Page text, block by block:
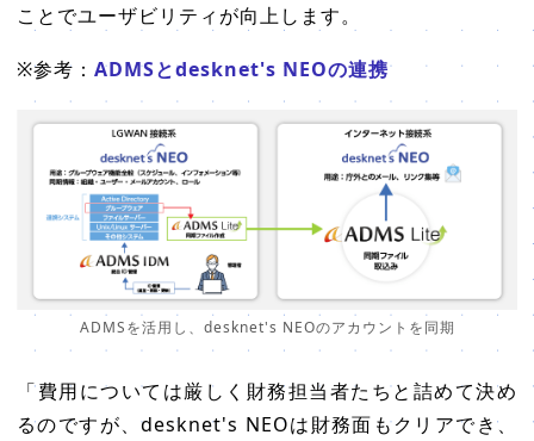
ことでユーザビリティが向上します。
※参考： ADMSとdesknet's NEOの連携
ADMSを活用し、desknet's NEOのアカウントを同期
「費用については厳しく財務担当者たちと詰めて決め
るのですが、desknet's NEOは財務面もクリアでき、